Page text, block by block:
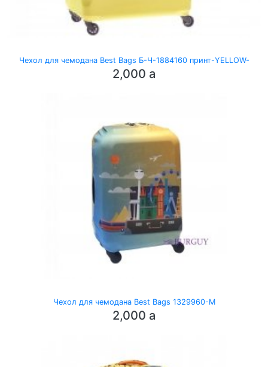
Чехол для чемодана Best Bags Б-Ч-1884160 принт-YELLOW-
2,000 a
Чехол для чемодана Best Bags 1329960-M
2,000 a